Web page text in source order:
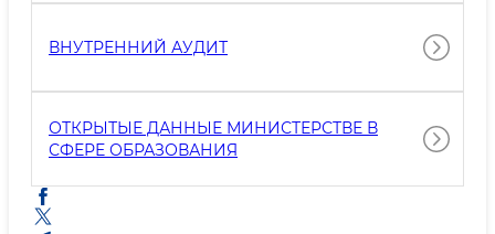
ВНУТРЕННИЙ АУДИТ
ОТКРЫТЫЕ ДАННЫЕ МИНИСТЕРСТВЕ В
СФЕРЕ ОБРАЗОВАНИЯ